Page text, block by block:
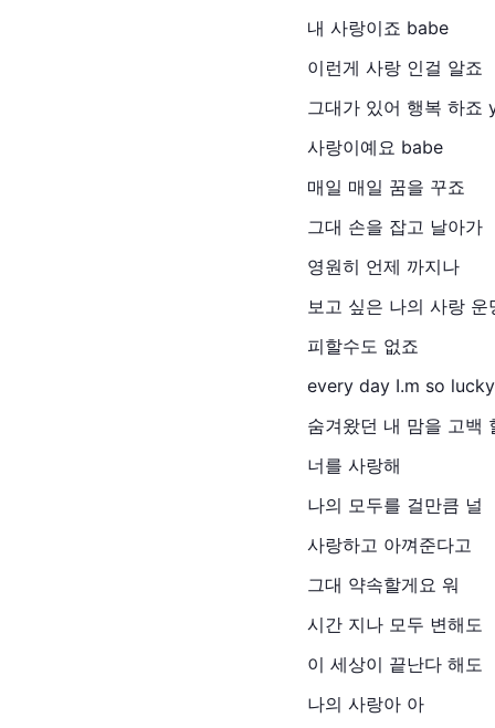
내 사랑이죠 babe
이런게 사랑 인걸 알죠
그대가 있어 행복 하죠
사랑이예요 babe
매일 매일 꿈을 꾸죠
그대 손을 잡고 날아가
영원히 언제 까지나
보고 싶은 나의 사랑 운
피할수도 없죠
every day I.m so lucky
숨겨왔던 내 맘을 고백
너를 사랑해
나의 모두를 걸만큼 널
사랑하고 아껴준다고
그대 약속할게요 워
시간 지나 모두 변해도
이 세상이 끝난다 해도
나의 사랑아 아